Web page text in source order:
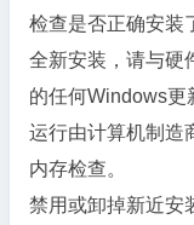
检查是否正确安装
全新安装，请与硬
的任何Windows更
运行由计算机制造
内存检查。
禁用或卸掉新近安